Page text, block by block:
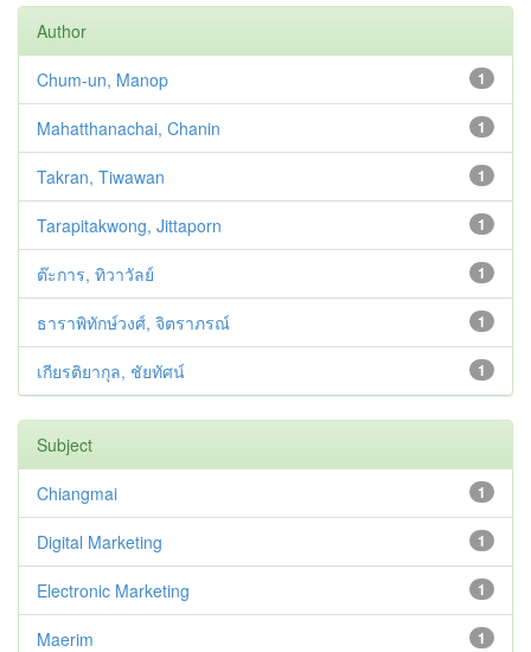
Author
1
Chum-un, Manop
1
Mahatthanachai, Chanin
1
Takran, Tiwawan
1
Tarapitakwong, Jittaporn
1
ต๊ะการ, ทิวาวัลย์
1
ธาราพิทักษ์วงศ์, จิตราภรณ์
1
เกียรติยากุล, ชัยทัศน์
Subject
1
Chiangmai
1
Digital Marketing
1
Electronic Marketing
1
Maerim